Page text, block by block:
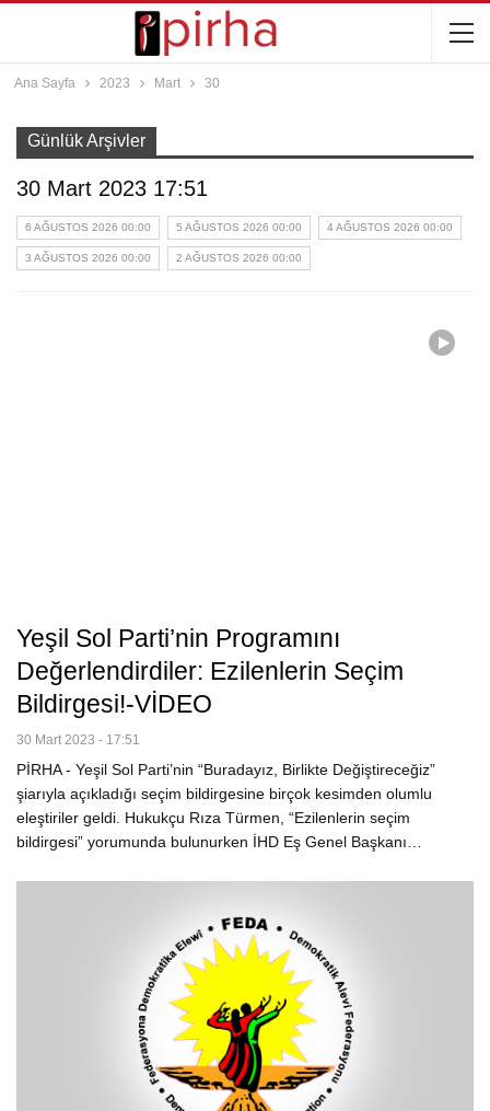
Ana Sayfa 2023 Mart 30
Günlük Arşivler
30 Mart 2023 17:51
6 AĞUSTOS 2026 00:00 5 AĞUSTOS 2026 00:00 4 AĞUSTOS 2026 00:00
3 AĞUSTOS 2026 00:00 2 AĞUSTOS 2026 00:00
Yeşil Sol Parti’nin Programını
Değerlendirdiler: Ezilenlerin Seçim
Bildirgesi!-VİDEO
30 Mart 2023 - 17:51
PİRHA - Yeşil Sol Parti’nin “Buradayız, Birlikte Değiştireceğiz”
şiarıyla açıkladığı seçim bildirgesine birçok kesimden olumlu
eleştiriler geldi. Hukukçu Rıza Türmen, “Ezilenlerin seçim
bildirgesi” yorumunda bulunurken İHD Eş Genel Başkanı…